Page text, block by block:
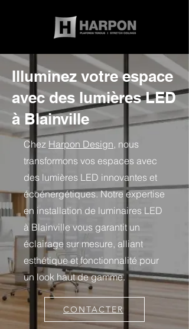
Illuminez votre espace
avec des lumières LED
à Blainville
Chez Harpon Design, nous
transformons vos espaces avec
des lumières LED innovantes et
écoénergétiques. Notre expertise
en installation de luminaires LED
à Blainville vous garantit un
éclairage sur mesure, alliant
esthétique et fonctionnalité pour
un look haut de gamme.
CONTACTER